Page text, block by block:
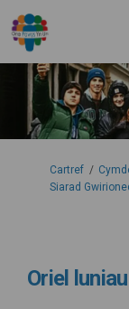
Rydych yma:
Cartref
Siarad
Oriel luniau